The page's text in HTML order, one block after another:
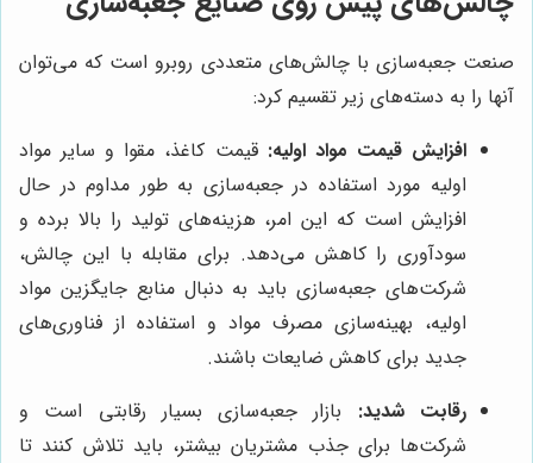
صنعت جعبه‌سازی با چالش‌های متعددی روبرو است که می‌توان
آنها را به دسته‌های زیر تقسیم کرد:
افزایش قیمت مواد اولیه: قیمت کاغذ، مقوا و سایر مواد
اولیه مورد استفاده در جعبه‌سازی به طور مداوم در حال
افزایش است که این امر، هزینه‌های تولید را بالا برده و
سودآوری را کاهش می‌دهد. برای مقابله با این چالش،
شرکت‌های جعبه‌سازی باید به دنبال منابع جایگزین مواد
اولیه، بهینه‌سازی مصرف مواد و استفاده از فناوری‌های
جدید برای کاهش ضایعات باشند.
رقابت شدید: بازار جعبه‌سازی بسیار رقابتی است و
شرکت‌ها برای جذب مشتریان بیشتر، باید تلاش کنند تا